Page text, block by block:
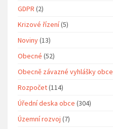
GDPR (2)
Krizové řízení(5)
Noviny(13)
Obecné (52)
Obecně závazné vyhlášky obce
Rozpočet(114)
Úřední deska obce (304)
Územní rozvoj (7)